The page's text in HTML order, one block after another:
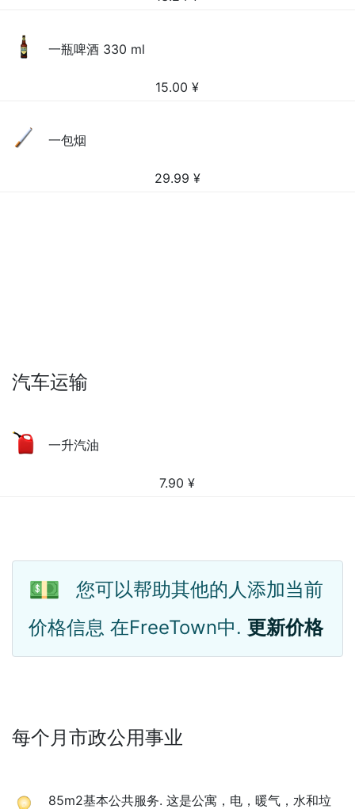
一瓶啤酒 330 ml
15.00 ¥
一包烟
29.99 ¥
汽车运输
一升汽油
7.90 ¥
💵
您可以帮助其他的人添加当前
价格信息 在FreeTown中. 更新价格
每个月市政公用事业
85m2基本公共服务. 这是公寓，电，暖气，水和垃